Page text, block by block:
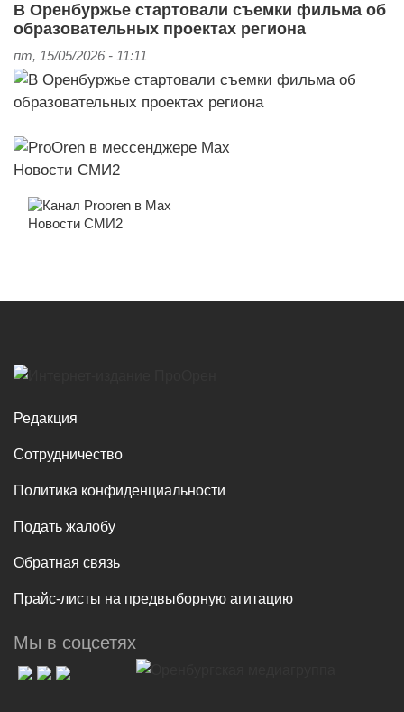
В Оренбуржье стартовали съемки фильма об
образовательных проектах региона
пт, 15/05/2026 - 11:11
Новости СМИ2
Новости СМИ2
Редакция
Сотрудничество
Политика конфиденциальности
Подать жалобу
Обратная связь
Прайс-листы на предвыборную агитацию
Мы в соцсетях